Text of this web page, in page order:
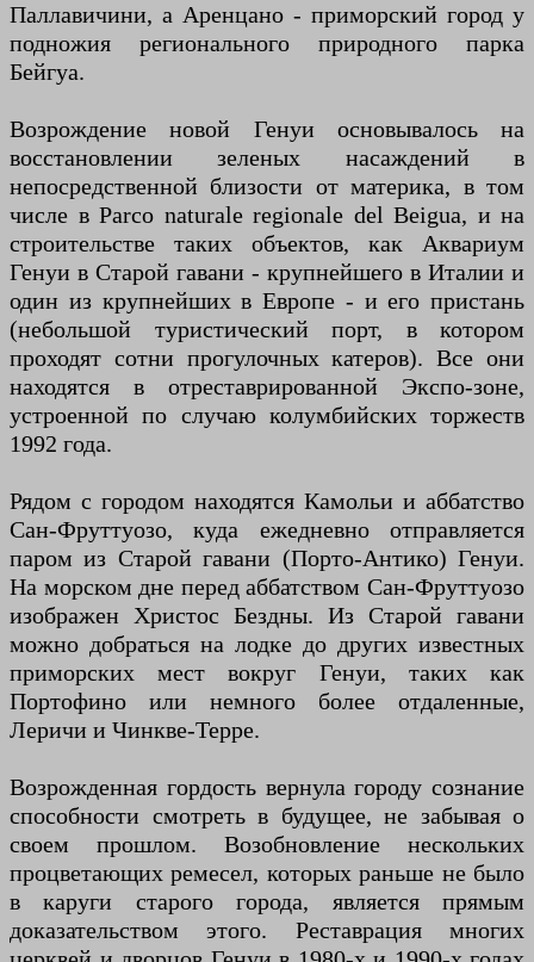
Паллавичини, а Аренцано - приморский город у
подножия регионального природного парка
Бейгуа.
Возрождение новой Генуи основывалось на
восстановлении зеленых насаждений в
непосредственной близости от материка, в том
числе в Parco naturale regionale del Beigua, и на
строительстве таких объектов, как Аквариум
Генуи в Старой гавани - крупнейшего в Италии и
один из крупнейших в Европе - и его пристань
(небольшой туристический порт, в котором
проходят сотни прогулочных катеров). Все они
находятся в отреставрированной Экспо-зоне,
устроенной по случаю колумбийских торжеств
1992 года.
Рядом с городом находятся Камольи и аббатство
Сан-Фруттуозо, куда ежедневно отправляется
паром из Старой гавани (Порто-Антико) Генуи.
На морском дне перед аббатством Сан-Фруттуозо
изображен Христос Бездны. Из Старой гавани
можно добраться на лодке до других известных
приморских мест вокруг Генуи, таких как
Портофино или немного более отдаленные,
Леричи и Чинкве-Терре.
Возрожденная гордость вернула городу сознание
способности смотреть в будущее, не забывая о
своем прошлом. Возобновление нескольких
процветающих ремесел, которых раньше не было
в каруги старого города, является прямым
доказательством этого. Реставрация многих